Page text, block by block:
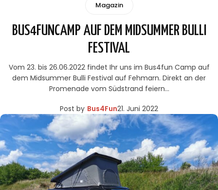
Magazin
BUS4FUNCAMP AUF DEM MIDSUMMER BULLI
FESTIVAL
Vom 23. bis 26.06.2022 findet Ihr uns im Bus4fun Camp auf
dem Midsummer Bulli Festival auf Fehmarn. Direkt an der
Promenade vom Südstrand feiern…
Post by Bus4Fun21. Juni 2022